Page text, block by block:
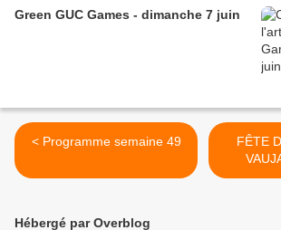
Green GUC Games - dimanche 7 juin
< Programme semaine 49
FÊTE
Hébergé par Overblog